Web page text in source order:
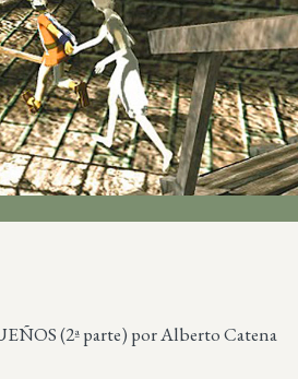
(2ª parte) por Alberto Catena